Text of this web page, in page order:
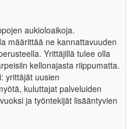
aukioloaikoja.
määrittää ne kannattavuuden
Yrittäjillä tulee olla
kellonajasta riippumatta.
yrittäjät uusien
kuluttajat palveluiden
ja työntekijät lisääntyvien